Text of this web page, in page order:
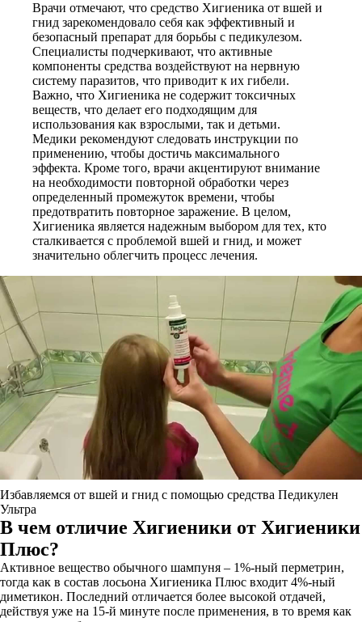
Врачи отмечают, что средство Хигиеника от вшей и
гнид зарекомендовало себя как эффективный и
безопасный препарат для борьбы с педикулезом.
Специалисты подчеркивают, что активные
компоненты средства воздействуют на нервную
систему паразитов, что приводит к их гибели.
Важно, что Хигиеника не содержит токсичных
веществ, что делает его подходящим для
использования как взрослыми, так и детьми.
Медики рекомендуют следовать инструкции по
применению, чтобы достичь максимального
эффекта. Кроме того, врачи акцентируют внимание
на необходимости повторной обработки через
определенный промежуток времени, чтобы
предотвратить повторное заражение. В целом,
Хигиеника является надежным выбором для тех, кто
сталкивается с проблемой вшей и гнид, и может
значительно облегчить процесс лечения.
Избавляемся от вшей и гнид с помощью средства Педикулен
Ультра
В чем отличие Хигиеники от Хигиеники
Плюс?
Активное вещество обычного шампуня – 1%-ный перметрин,
тогда как в состав лосьона Хигиеника Плюс входит 4%-ный
диметикон. Последний отличается более высокой отдачей,
действуя уже на 15-й минуте после применения, в то время как